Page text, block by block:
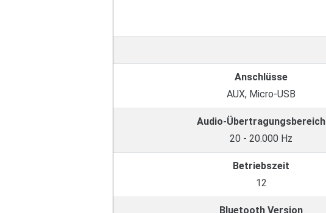
Anschlüsse
AUX, Micro-USB
Audio-Übertragungsbereich
20 - 20.000 Hz
Betriebszeit
12
Bluetooth Version